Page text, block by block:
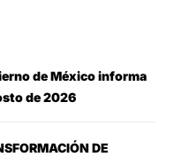
de México informa
de 2026
DE